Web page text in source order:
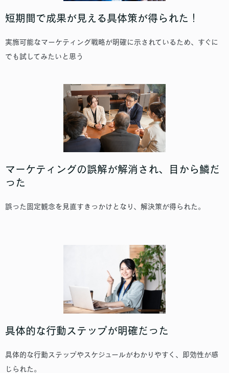
短期間で成果が見える具体策が得られた！
実施可能なマーケティング戦略が明確に示されているため、すぐに
でも試してみたいと思う
マーケティングの誤解が解消され、目から鱗だ
った
誤った固定観念を見直すきっかけとなり、解決策が得られた。
具体的な行動ステップが明確だった
具体的な行動ステップやスケジュールがわかりやすく、即効性が感
じられた。